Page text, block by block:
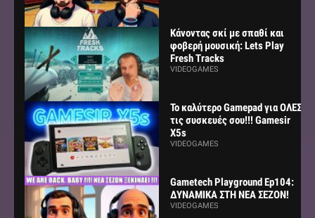
Κάνοντας σκί με σπαθί και
φοβερή μουσική: Lets Play
Fresh Tracks
VIDEOGAMES
Το καλύτερο Gamepad για ΟΛΕΣ
τις συσκευές σου!!! Gamesir
X5s
VIDEOGAMES
Gametech Playground Ep104:
ΔΥΝΑΜΙΚΑ ΣΤΗ ΝΕΑ ΣΕΖΟΝ!
VIDEOGAMES